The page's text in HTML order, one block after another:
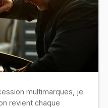
multimarques, je
revient chaque